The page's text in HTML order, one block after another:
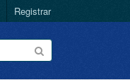
Registrar